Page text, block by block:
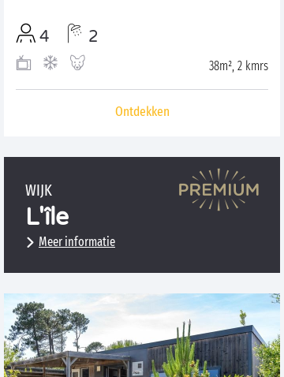
4 2
38m², 2 kmrs
Ontdekken
WIJK
L'île
Meer informatie